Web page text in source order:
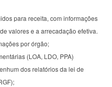
para receita, com informações
valores e a arrecadação efetiva.
por órgão;
(LOA, LDO, PPA)
dos relatórios da lei de